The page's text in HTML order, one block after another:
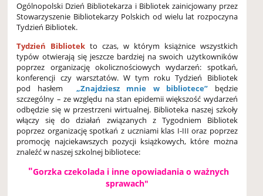
Ogólnopolski Dzień Bibliotekarza i Bibliotek zainicjowany przez
Stowarzyszenie Bibliotekarzy Polskich od wielu lat rozpoczyna
Tydzień Bibliotek.
Tydzień Bibliotekto czas, w którym książnice wszystkich
typów otwierają się jeszcze bardziej na swoich użytkowników
poprzez organizację okolicznościowych wydarzeń: spotkań,
konferencji czy warsztatów. W tym roku Tydzień Bibliotek
pod hasłem „Znajdziesz mnie w bibliotece” będzie
szczególny – ze względu na stan epidemii większość wydarzeń
odbędzie się w przestrzeni wirtualnej. Biblioteka naszej szkoły
włączy się do działań związanych z Tygodniem Bibliotek
poprzez organizację spotkań z uczniami klas I-III oraz poprzez
promocję najciekawszych pozycji książkowych, które można
znaleźć w naszej szkolnej bibliotece:
"Gorzka czekolada i inne opowiadania o ważnych
sprawach"